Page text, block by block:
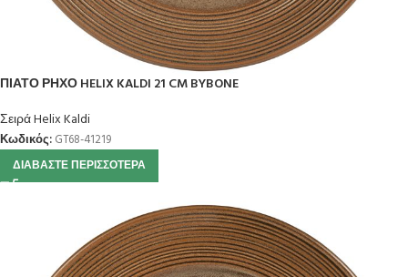
ΠΙΑΤΟ ΡΗΧΟ HELIX KALDI 21 CM BYBONE
Σειρά Helix Kaldi
Κωδικός: GT68-41219
ΔΙΑΒΆΣΤΕ ΠΕΡΙΣΣΌΤΕΡΑ